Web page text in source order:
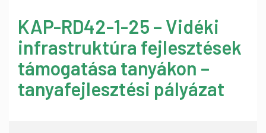
KAP-RD42-1-25 – Vidéki
infrastruktúra fejlesztések
támogatása tanyákon –
tanyafejlesztési pályázat